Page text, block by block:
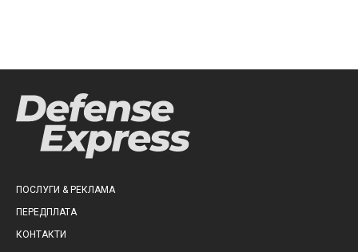
ПОСЛУГИ & РЕКЛАМА
ПЕРЕДПЛАТА
КОНТАКТИ